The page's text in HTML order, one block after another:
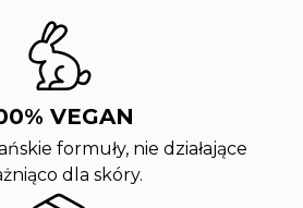
VEGAN
formuły, nie działające
dla skóry.